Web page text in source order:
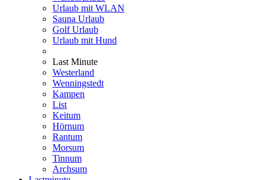
Urlaub mit WLAN
Sauna Urlaub
Golf Urlaub
Urlaub mit Hund
Last Minute
Westerland
Wenningstedt
Kampen
List
Keitum
Hörnum
Rantum
Morsum
Tinnum
Archsum